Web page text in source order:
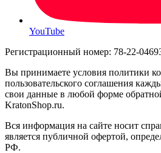
YouTube
Регистрационный номер: 78-22-
Вы принимаете условия политики
пользовательского соглашения
свои данные в любой форме
KratonShop.ru.
Вся информация на сайте носит
является публичной офертой,
РФ.